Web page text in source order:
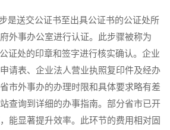
送交公证书至出具公证书的公证处所
外事办公室进行认证。此步骤被称为
证处的印章和签字进行核实确认。企业
请表、企业法人营业执照复印件及经办
市外事办的办理时限和具体要求略有差
查询到详细的办事指南。部分省市已开
能显著提升效率。此环节的费用相对固